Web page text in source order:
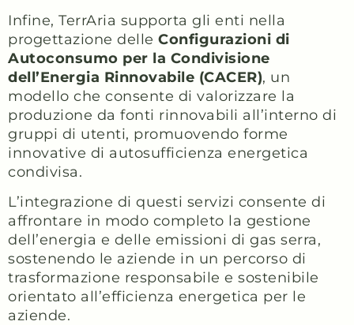
Infine, TerrAria supporta gli enti nella
progettazione delle Configurazioni di
Autoconsumo per la Condivisione
dell’Energia Rinnovabile (CACER), un
modello che consente di valorizzare la
produzione da fonti rinnovabili all’interno di
gruppi di utenti, promuovendo forme
innovative di autosufficienza energetica
condivisa.
L’integrazione di questi servizi consente di
affrontare in modo completo la gestione
dell’energia e delle emissioni di gas serra,
sostenendo le aziende in un percorso di
trasformazione responsabile e sostenibile
orientato all’efficienza energetica per le
aziende.